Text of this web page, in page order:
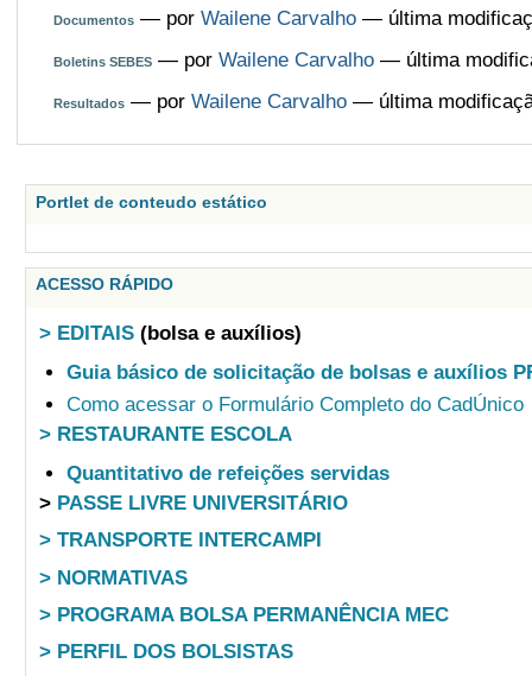
Documentos — por Wailene Carvalho— última
Boletins SEBES — por Wailene Carvalho— última
Resultados — por Wailene Carvalho— última
Portlet de conteudo estático
ACESSO RÁPIDO
> EDITAIS (bolsa e auxílios)
Guia básico de solicitação de bolsas e auxílios
Como acessar o Formulário Completo do CadÚnico
> RESTAURANTE ESCOLA
Quantitativo de refeições servidas
> PASSE LIVRE UNIVERSITÁRIO
> TRANSPORTE INTERCAMPI
> NORMATIVAS
> PROGRAMA BOLSA PERMANÊNCIA MEC
> PERFIL DOS BOLSISTAS